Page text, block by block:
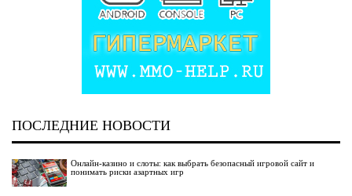
ПОСЛЕДНИЕ НОВОСТИ
Онлайн-казино и слоты: как выбрать безопасный игровой сайт и
понимать риски азартных игр